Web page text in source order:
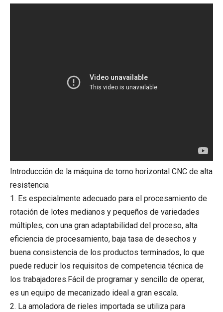
Introducción de la máquina de torno horizontal CNC de alta
resistencia
1. Es especialmente adecuado para el procesamiento de
rotación de lotes medianos y pequeños de variedades
múltiples, con una gran adaptabilidad del proceso, alta
eficiencia de procesamiento, baja tasa de desechos y
buena consistencia de los productos terminados, lo que
puede reducir los requisitos de competencia técnica de
los trabajadores.Fácil de programar y sencillo de operar,
es un equipo de mecanizado ideal a gran escala.
2. La amoladora de rieles importada se utiliza para